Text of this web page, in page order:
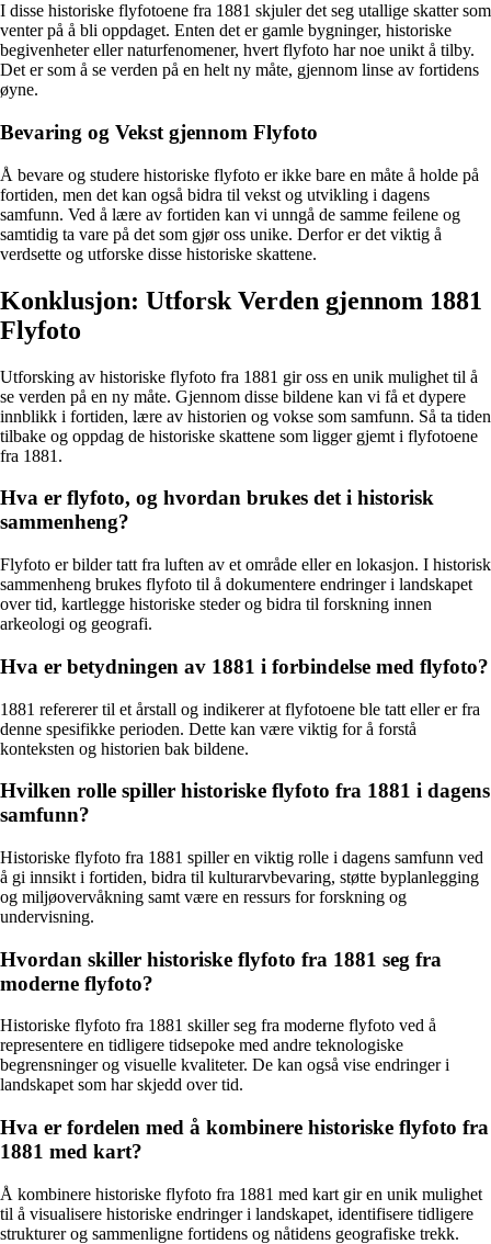
I disse historiske flyfotoene fra 1881 skjuler det seg utallige skatter som
venter på å bli oppdaget. Enten det er gamle bygninger, historiske
begivenheter eller naturfenomener, hvert flyfoto har noe unikt å tilby.
Det er som å se verden på en helt ny måte, gjennom linse av fortidens
øyne.
Bevaring og Vekst gjennom Flyfoto
Å bevare og studere historiske flyfoto er ikke bare en måte å holde på
fortiden, men det kan også bidra til vekst og utvikling i dagens
samfunn. Ved å lære av fortiden kan vi unngå de samme feilene og
samtidig ta vare på det som gjør oss unike. Derfor er det viktig å
verdsette og utforske disse historiske skattene.
Konklusjon: Utforsk Verden gjennom 1881
Flyfoto
Utforsking av historiske flyfoto fra 1881 gir oss en unik mulighet til å
se verden på en ny måte. Gjennom disse bildene kan vi få et dypere
innblikk i fortiden, lære av historien og vokse som samfunn. Så ta tiden
tilbake og oppdag de historiske skattene som ligger gjemt i flyfotoene
fra 1881.
Hva er flyfoto, og hvordan brukes det i historisk
sammenheng?
Flyfoto er bilder tatt fra luften av et område eller en lokasjon. I historisk
sammenheng brukes flyfoto til å dokumentere endringer i landskapet
over tid, kartlegge historiske steder og bidra til forskning innen
arkeologi og geografi.
Hva er betydningen av 1881 i forbindelse med flyfoto?
1881 refererer til et årstall og indikerer at flyfotoene ble tatt eller er fra
denne spesifikke perioden. Dette kan være viktig for å forstå
konteksten og historien bak bildene.
Hvilken rolle spiller historiske flyfoto fra 1881 i dagens
samfunn?
Historiske flyfoto fra 1881 spiller en viktig rolle i dagens samfunn ved
å gi innsikt i fortiden, bidra til kulturarvbevaring, støtte byplanlegging
og miljøovervåkning samt være en ressurs for forskning og
undervisning.
Hvordan skiller historiske flyfoto fra 1881 seg fra
moderne flyfoto?
Historiske flyfoto fra 1881 skiller seg fra moderne flyfoto ved å
representere en tidligere tidsepoke med andre teknologiske
begrensninger og visuelle kvaliteter. De kan også vise endringer i
landskapet som har skjedd over tid.
Hva er fordelen med å kombinere historiske flyfoto fra
1881 med kart?
Å kombinere historiske flyfoto fra 1881 med kart gir en unik mulighet
til å visualisere historiske endringer i landskapet, identifisere tidligere
strukturer og sammenligne fortidens og nåtidens geografiske trekk.